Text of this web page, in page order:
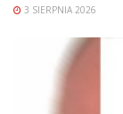
3 SIERPNIA 2026